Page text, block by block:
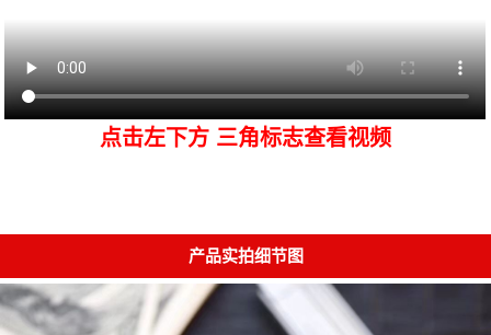
点击左下方 三角标志查看视频
产品实拍细节图